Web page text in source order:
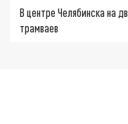
В центре Челябинска на
трамваев